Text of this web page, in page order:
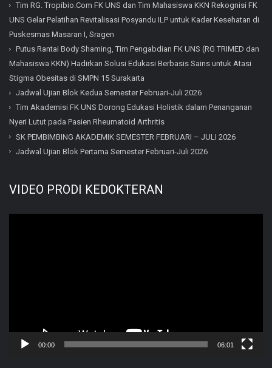
Tim RG. Tropibio.Com FK UNS dan Tim Mahasiswa KKN Rekognisi FK
UNS Gelar Pelatihan Revitalisasi Posyandu ILP untuk Kader Kesehatan di
Puskesmas Masaran I, Sragen
Putus Rantai Body Shaming, Tim Pengabdian FK UNS (RG TRIMED dan
Mahasiswa KKN) Hadirkan Solusi Edukasi Berbasis Sains untuk Atasi
Stigma Obesitas di SMPN 15 Surakarta
Jadwal Ujian Blok Kedua Semester Februari-Juli 2026
Tim Akademisi FK UNS Dorong Edukasi Holistik dalam Penanganan
Nyeri Lutut pada Pasien Rheumatoid Arthritis
SK PEMBIMBING AKADEMIK SEMESTER FEBRUARI – JULI 2026
Jadwal Ujian Blok Pertama Semester Februari-Juli 2026
VIDEO PRODI KEDOKTERAN
00:00 06:01